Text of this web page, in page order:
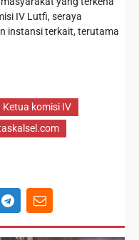
IV Lutfi, seraya
instansi terkait, terutama
Ketua komisi IV